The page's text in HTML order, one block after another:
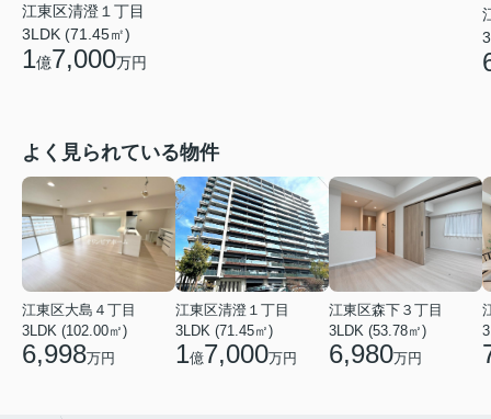
江東区清澄１丁目
3LDK (71.45㎡)
1億7,000万円
よく見られている物件
江東区大島４丁目
3LDK (102.00㎡)
6,998万円
江東区清澄１丁目
3LDK (71.45㎡)
1億7,000万円
江東区森下３丁目
3LDK (53.78㎡)
6,980万円